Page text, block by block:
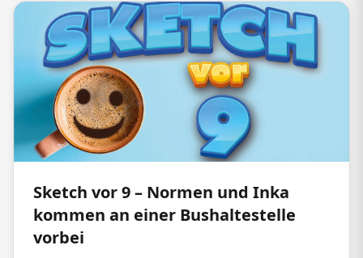
Sketch vor 9 – Normen und Inka
kommen an einer Bushaltestelle
vorbei